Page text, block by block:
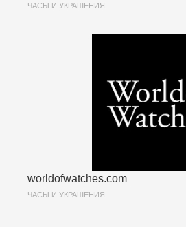
ЧАСЫ И УКРАШЕНИЯ
worldofwatches.com
ЧАСЫ И УКРАШЕНИЯ